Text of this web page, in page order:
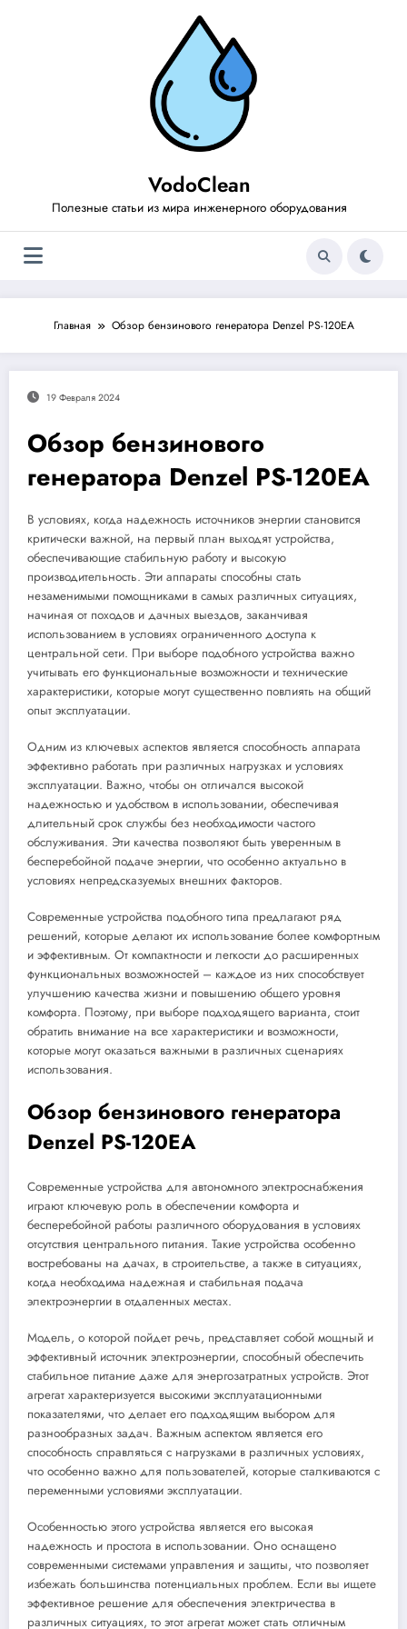
VodoClean
Полезные статьи из мира инженерного оборудования
Главная Обзор бензинового генератора Denzel PS-120EA
19 Февраля 2024
Обзор бензинового
генератора Denzel PS-120EA
В условиях, когда надежность источников энергии становится
критически важной, на первый план выходят устройства,
обеспечивающие стабильную работу и высокую
производительность. Эти аппараты способны стать
незаменимыми помощниками в самых различных ситуациях,
начиная от походов и дачных выездов, заканчивая
использованием в условиях ограниченного доступа к
центральной сети. При выборе подобного устройства важно
учитывать его функциональные возможности и технические
характеристики, которые могут существенно повлиять на общий
опыт эксплуатации.
Одним из ключевых аспектов является способность аппарата
эффективно работать при различных нагрузках и условиях
эксплуатации. Важно, чтобы он отличался высокой
надежностью и удобством в использовании, обеспечивая
длительный срок службы без необходимости частого
обслуживания. Эти качества позволяют быть уверенным в
бесперебойной подаче энергии, что особенно актуально в
условиях непредсказуемых внешних факторов.
Современные устройства подобного типа предлагают ряд
решений, которые делают их использование более комфортным
и эффективным. От компактности и легкости до расширенных
функциональных возможностей – каждое из них способствует
улучшению качества жизни и повышению общего уровня
комфорта. Поэтому, при выборе подходящего варианта, стоит
обратить внимание на все характеристики и возможности,
которые могут оказаться важными в различных сценариях
использования.
Обзор бензинового генератора
Denzel PS-120EA
Современные устройства для автономного электроснабжения
играют ключевую роль в обеспечении комфорта и
бесперебойной работы различного оборудования в условиях
отсутствия центрального питания. Такие устройства особенно
востребованы на дачах, в строительстве, а также в ситуациях,
когда необходима надежная и стабильная подача
электроэнергии в отдаленных местах.
Модель, о которой пойдет речь, представляет собой мощный и
эффективный источник электроэнергии, способный обеспечить
стабильное питание даже для энергозатратных устройств. Этот
агрегат характеризуется высокими эксплуатационными
показателями, что делает его подходящим выбором для
разнообразных задач. Важным аспектом является его
способность справляться с нагрузками в различных условиях,
что особенно важно для пользователей, которые сталкиваются с
переменными условиями эксплуатации.
Особенностью этого устройства является его высокая
надежность и простота в использовании. Оно оснащено
современными системами управления и защиты, что позволяет
избежать большинства потенциальных проблем. Если вы ищете
эффективное решение для обеспечения электричества в
различных ситуациях, то этот агрегат может стать отличным